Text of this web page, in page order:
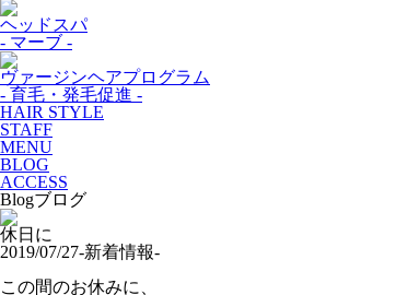
ヘッドスパ
- マーブ -
ヴァージンヘアプログラム
- 育毛・発毛促進 -
HAIR STYLE
STAFF
MENU
BLOG
ACCESS
Blogブログ
休日に
2019/07/27-新着情報-
この間のお休みに、